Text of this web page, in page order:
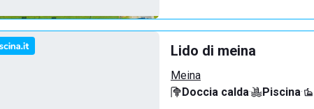
Lido di meina
Meina
Doccia calda· Piscina·